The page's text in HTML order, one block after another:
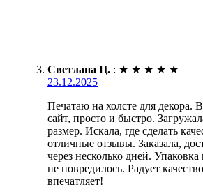
Светлана Ц. : ★ ★ ★ ★ ★
23.12.2025
Печатаю на холсте для декора.
сайт, просто и быстро.
размер. Искала, где сделать
отличные отзывы. Заказала,
через несколько дней.
не повредилось. Радует
впечатляет!